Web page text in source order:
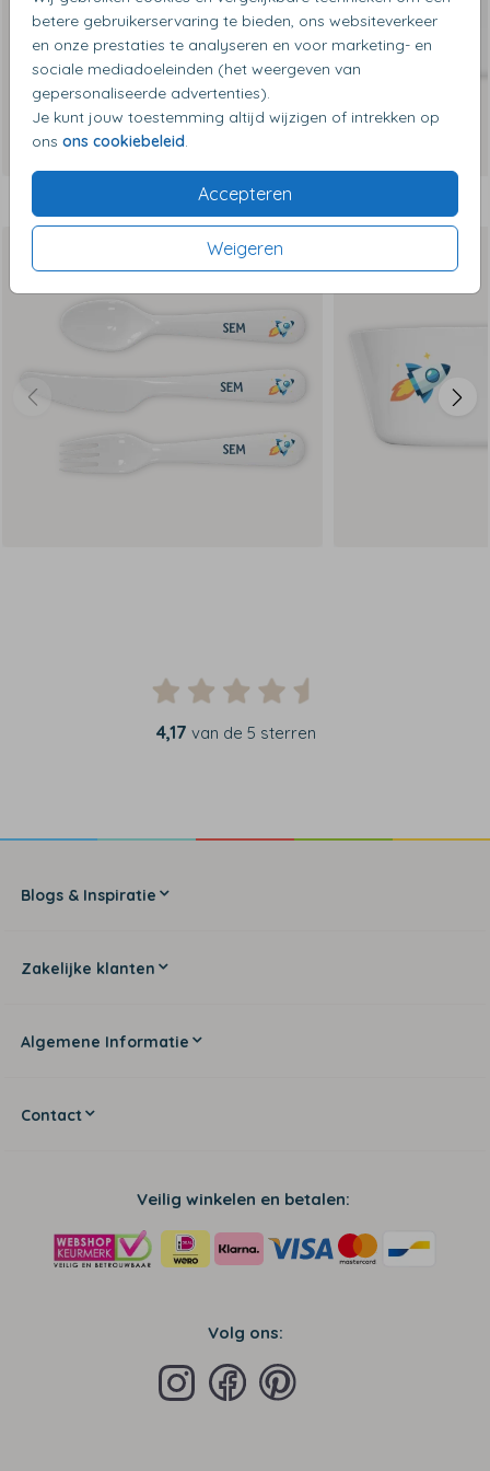
betere gebruikerservaring te bieden, ons websiteverkeer
en onze prestaties te analyseren en voor marketing- en
sociale mediadoeleinden (het weergeven van
gepersonaliseerde advertenties).
Je kunt jouw toestemming altijd wijzigen of intrekken op
ons ons cookiebeleid
Accepteren
Weigeren
Dit vind je misschien ook leuk
4,17 van de 5 sterren
Blogs & Inspiratie
Zakelijke klanten
Algemene Informatie
Contact
Veilig winkelen en betalen:
Volg ons: